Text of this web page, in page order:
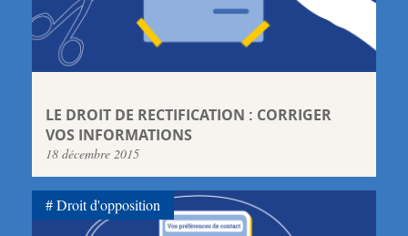
LE DROIT DE RECTIFICATION : CORRIGER
VOS INFORMATIONS
18 décembre 2015
Droit d'opposition